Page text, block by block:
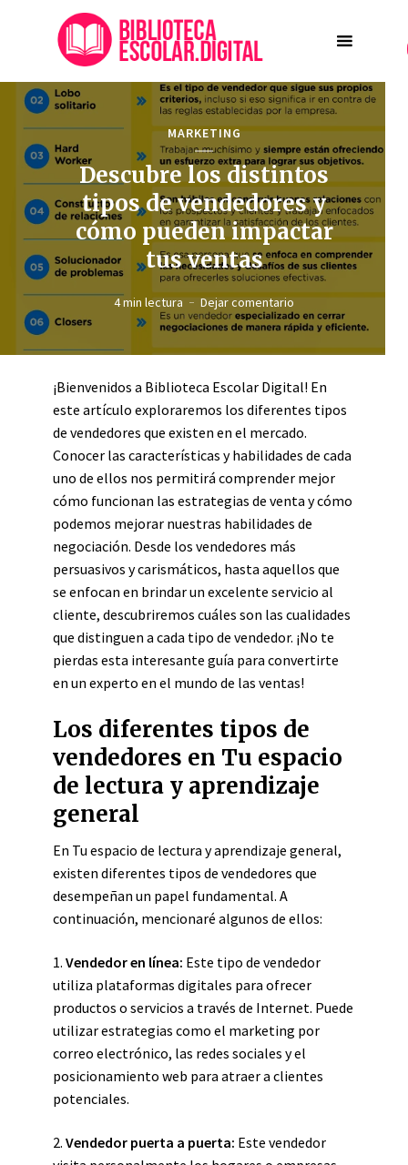
MARKETING
Descubre los distintos
tipos de vendedores y
cómo pueden impactar
tus ventas
4 min lectura Dejar comentario
¡Bienvenidos a Biblioteca Escolar Digital! En
este artículo exploraremos los diferentes tipos
de vendedores que existen en el mercado.
Conocer las características y habilidades de cada
uno de ellos nos permitirá comprender mejor
cómo funcionan las estrategias de venta y cómo
podemos mejorar nuestras habilidades de
negociación. Desde los vendedores más
persuasivos y carismáticos, hasta aquellos que
se enfocan en brindar un excelente servicio al
cliente, descubriremos cuáles son las cualidades
que distinguen a cada tipo de vendedor. ¡No te
pierdas esta interesante guía para convertirte
en un experto en el mundo de las ventas!
Los diferentes tipos de
vendedores en Tu espacio
de lectura y aprendizaje
general
En Tu espacio de lectura y aprendizaje general,
existen diferentes tipos de vendedores que
desempeñan un papel fundamental. A
continuación, mencionaré algunos de ellos:
1. Vendedor en línea: Este tipo de vendedor
utiliza plataformas digitales para ofrecer
productos o servicios a través de Internet. Puede
utilizar estrategias como el marketing por
correo electrónico, las redes sociales y el
posicionamiento web para atraer a clientes
potenciales.
2. Vendedor puerta a puerta: Este vendedor